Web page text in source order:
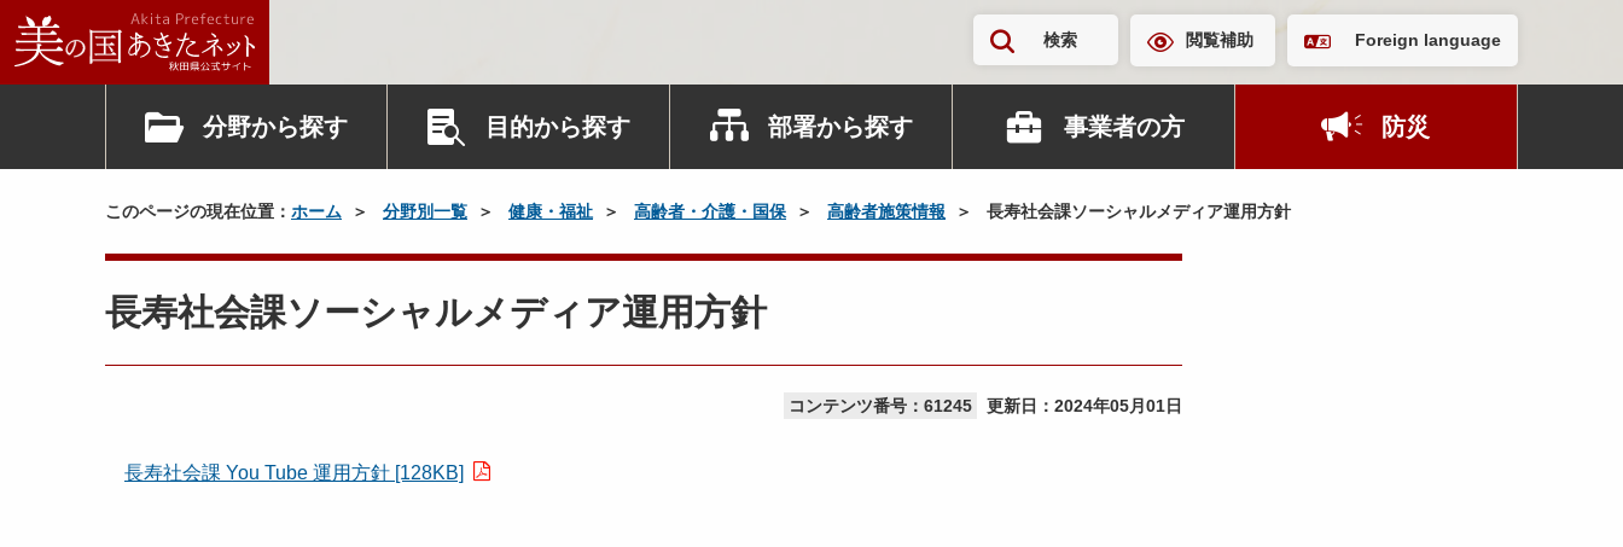
検索 閲覧補助 Foreign language
分野から探す 目的から探す 部署から探す 事業者の方 防災
このページの現在位置： ホーム 分野別一覧 健康・福祉 高齢者・介護・国保 高齢者施策情報 長寿社会課ソーシャルメディア運用方針
長寿社会課ソーシャルメディア運用方針
コンテンツ番号：61245 更新日： 2024年05月01日
長寿社会課 You Tube 運用方針 [128KB]